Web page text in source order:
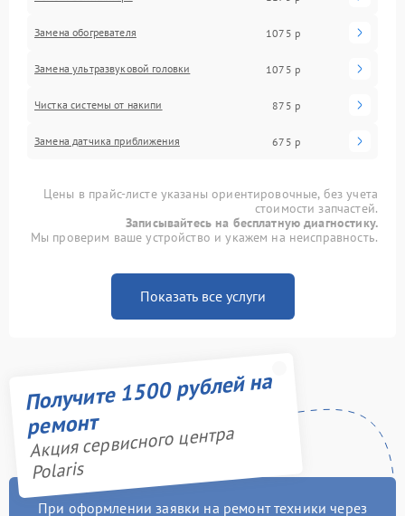
Замена обогревателя 1075 р
Замена ультразвуковой головки 1075 р
Чистка системы от накипи 875 р
Замена датчика приближения 675 р
Цены в прайс-листе указаны ориентировочные, без учета
стоимости запчастей.
Записывайтесь на бесплатную диагностику.
Мы проверим ваше устройство и укажем на неисправность.
Показать все услуги
Получите 1500 рублей на
ремонт
Акция сервисного центра
Polaris
При оформлении заявки на ремонт техники через